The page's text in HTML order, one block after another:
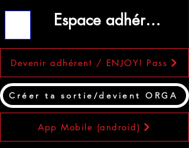
Devenir adhérent / ENJOY! Pass
Créer ta sortie/devient ORGA
Espace adhérent
App Mobile (android)